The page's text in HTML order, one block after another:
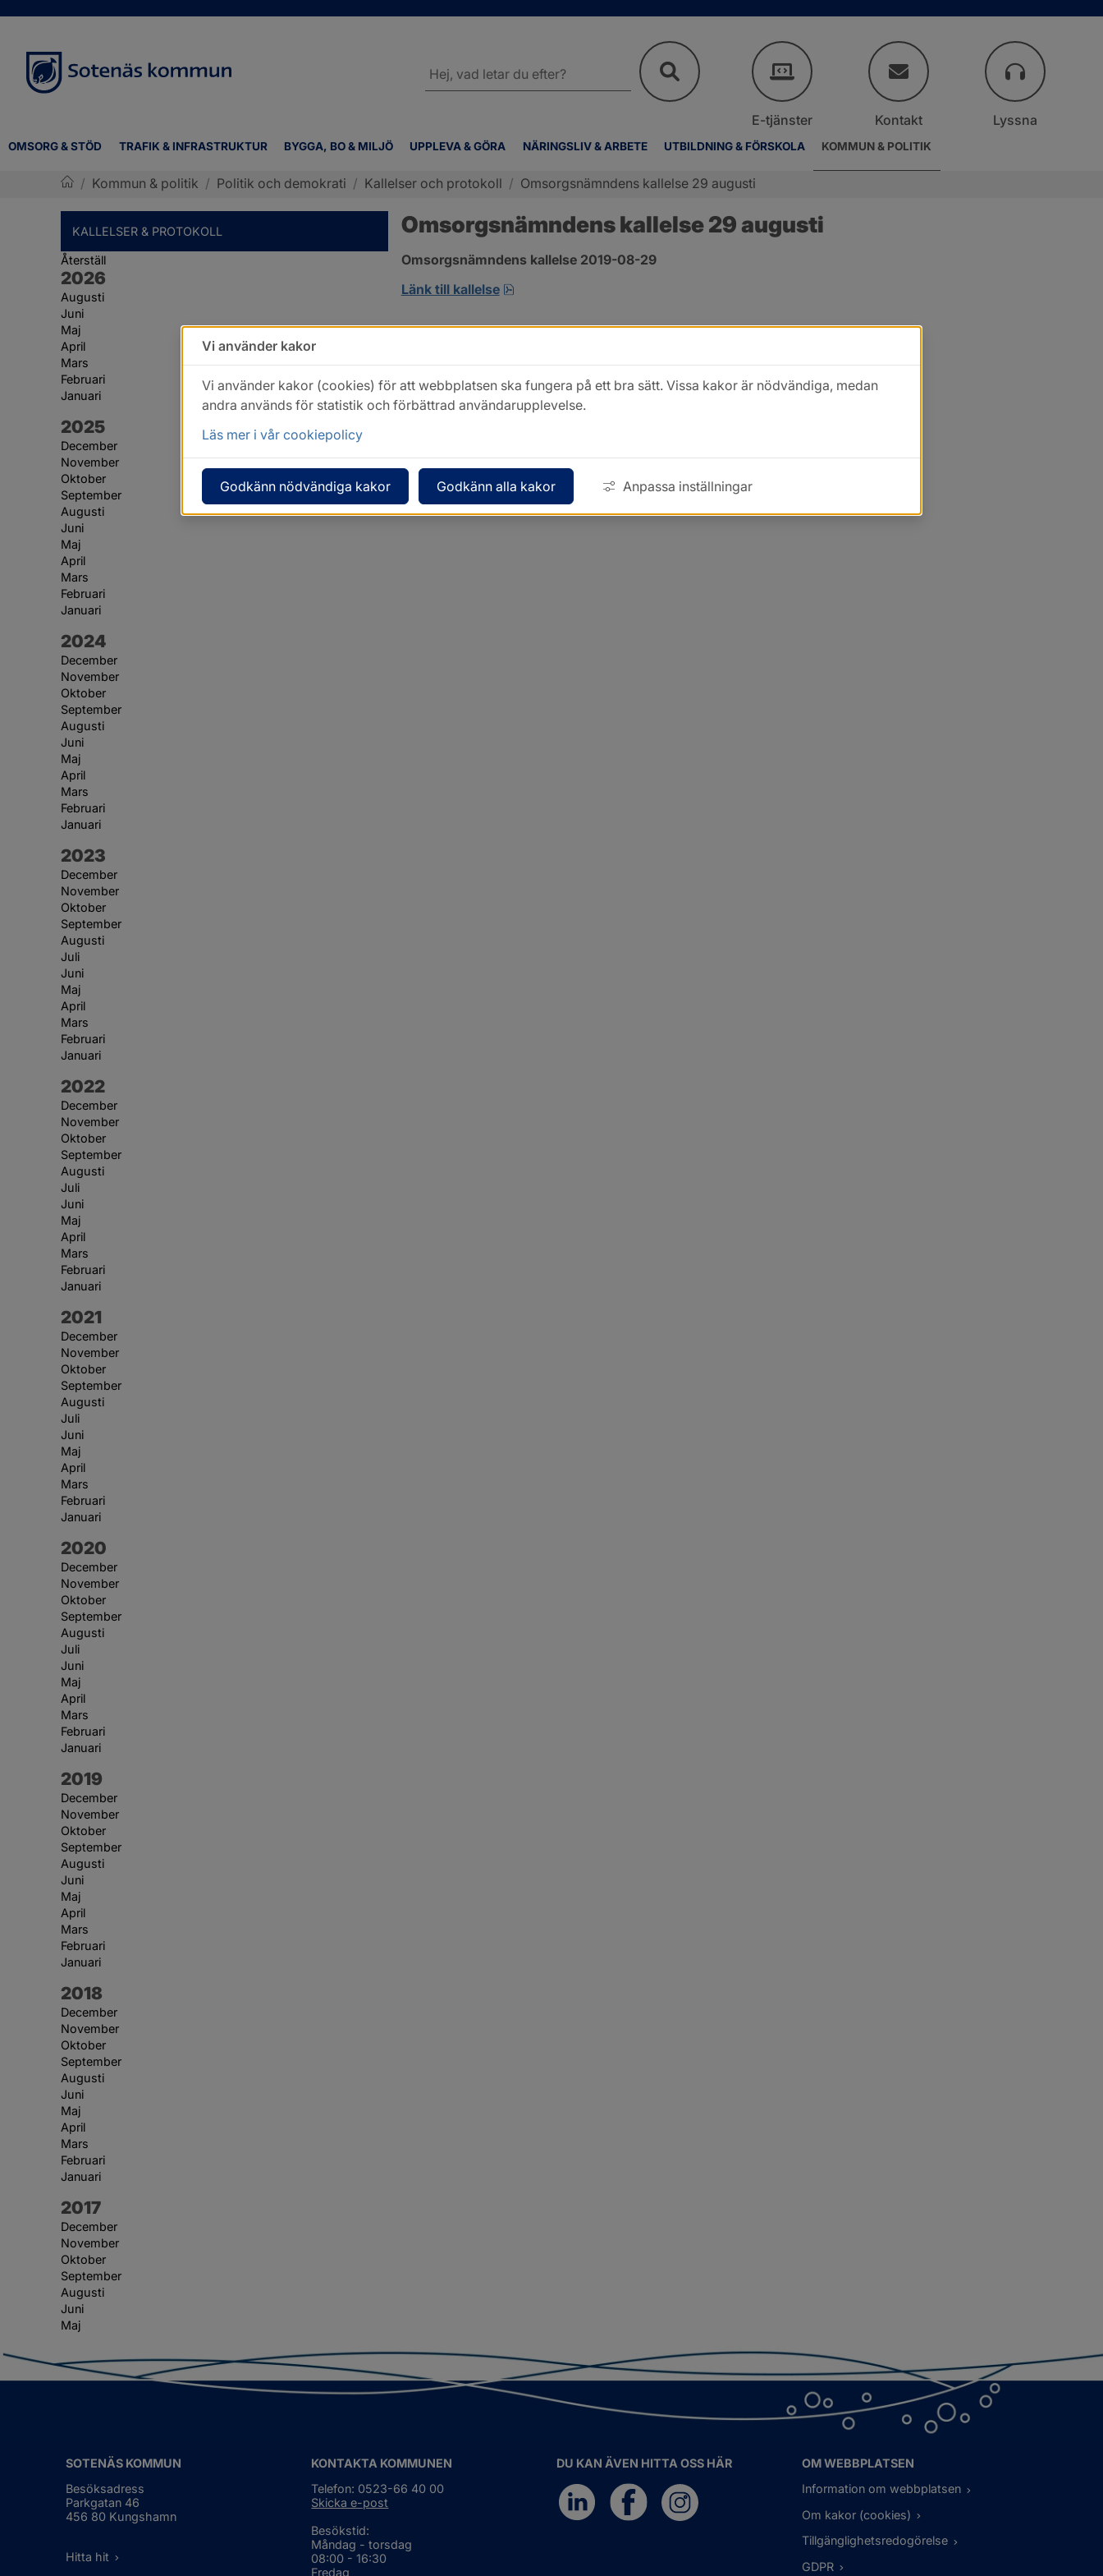
OMSORG & STÖD TRAFIK & INFRASTRUKTUR BYGGA, BO & MILJÖ UPPLEVA & GÖRA NÄRINGSLIV & ARBETE UTBILDNING & FÖRSKOLA KOMMUN & POLITIK
webbplatsen
E-tjänster Kontakt Lyssna
/ Kommun & politik / Politik och demokrati / Kallelser och protokoll / Omsorgsnämndens kallelse 29 augusti
KALLELSER & PROTOKOLL
Återställ
År:
2026
Augusti
Juni
Maj
April
Mars
Februari
Januari
År:
2025
December
November
Oktober
September
Augusti
Juni
Maj
April
Mars
Februari
Januari
År:
2024
December
November
Oktober
September
Augusti
Juni
Maj
April
Mars
Februari
Januari
År:
2023
December
November
Oktober
September
Augusti
Juli
Juni
Maj
April
Mars
Februari
Januari
År:
2022
December
November
Oktober
September
Augusti
Juli
Juni
Maj
April
Mars
Februari
Januari
År:
2021
December
November
Oktober
September
Augusti
Juli
Juni
Maj
April
Mars
Februari
Januari
År:
2020
December
November
Oktober
September
Augusti
Juli
Juni
Maj
April
Mars
Februari
Januari
År:
2019
December
November
Oktober
September
Augusti
Juni
Maj
April
Mars
Februari
Januari
År:
2018
December
November
Oktober
September
Augusti
Juni
Maj
April
Mars
Februari
Januari
År:
2017
December
November
Oktober
September
Augusti
Juni
Maj
Omsorgsnämndens kallelse 29 augusti
Omsorgsnämndens kallelse 2019-08-29
Länk till kallelse
pdf, öppnas i nytt fönster.
SOTENÄS KOMMUN
Besöksadress
Parkgatan 46
456 80 Kungshamn
Hitta hit
KONTAKTA KOMMUNEN
Telefon: 0523-66 40 00
Skicka e-post
Besökstid:
Måndag - torsdag
08:00 - 16:30
Fredag
DU KAN ÄVEN HITTA OSS HÄR
OM WEBBPLATSEN
Information om webbplatsen
Om kakor (cookies)
Tillgänglighetsredogörelse
GDPR
Vi använder kakor
Vi använder kakor (cookies) för att webbplatsen ska fungera på ett bra sätt. Vissa kakor är nödvändiga, medan
andra används för statistik och förbättrad användarupplevelse.
Läs mer i vår cookiepolicy
Godkänn nödvändiga kakor Godkänn alla kakor Anpassa inställningar